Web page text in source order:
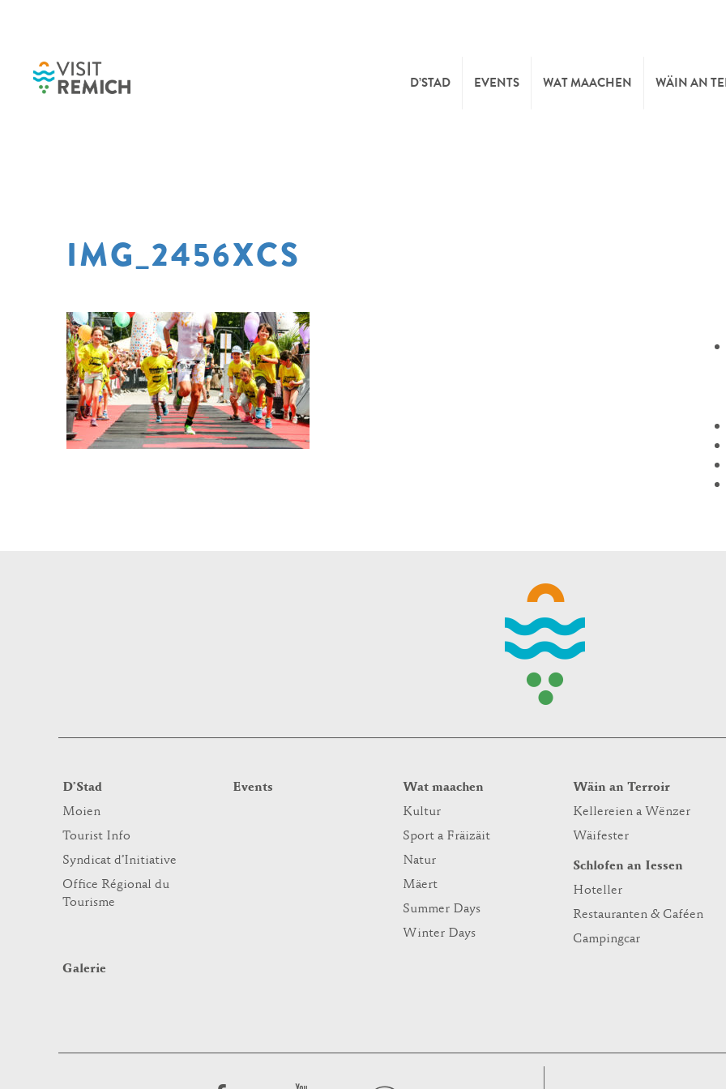
D’STAD EVENTS WAT MAACHEN WÄIN AN
IMG_2456XCS
D’Stad
Moien
Tourist Info
Syndicat d’Initiative
Office Régional du
Tourisme
Events
Wat maachen
Kultur
Sport a Fräizäit
Natur
Mäert
Summer Days
Winter Days
Wäin an Terroir
Kellereien a Wënzer
Wäifester
Schlofen an Iessen
Hoteller
Restauranten & Caféen
Campingcar
Galerie